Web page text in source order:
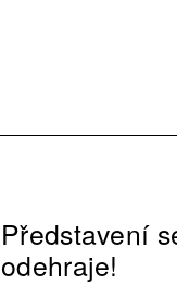
Představení
odehraje!